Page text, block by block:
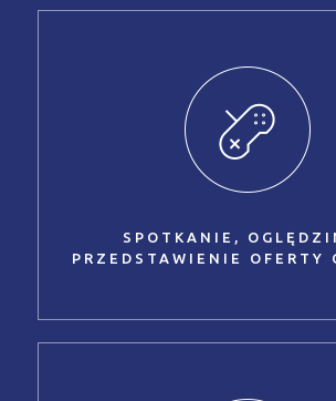
SPOTKANIE,
PRZEDSTAWIENIE OFERTY